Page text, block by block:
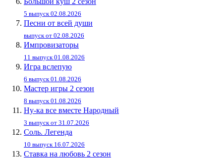
5 выпуск 02.08.2026
Песни от всей души
выпуск от 02.08.2026
Импровизаторы
11 выпуск 01.08.2026
Игра вслепую
6 выпуск 01.08.2026
Мастер игры 2 сезон
8 выпуск 01.08.2026
Ну-ка все вместе Народный
3 выпуск от 31.07.2026
Соль. Легенда
10 выпуск 16.07.2026
Ставка на любовь 2 сезон